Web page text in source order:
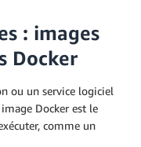
: images
Docker
ou un service logiciel
Docker est le
comme un